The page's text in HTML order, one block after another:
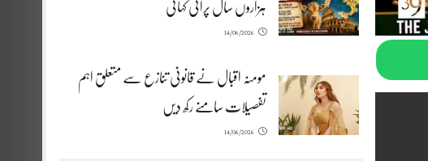
ہزاروں سال پرانی کہانی
14/06/2026
مومنہ اقبال نے قانونی تنازع سے متعلق اہم
تفصیلات سامنے رکھ دیں
14/06/2026